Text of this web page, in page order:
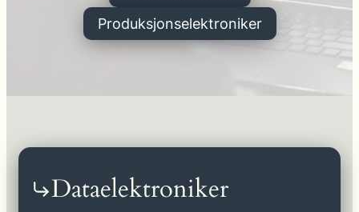
Produksjonselektroniker
Dataelektroniker